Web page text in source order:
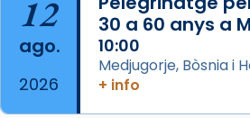
Foto
View on Facebook ·
12
ago.
2026
30 a 60 anys a
10:00
Medjugorje, Bòsnia i
+ info